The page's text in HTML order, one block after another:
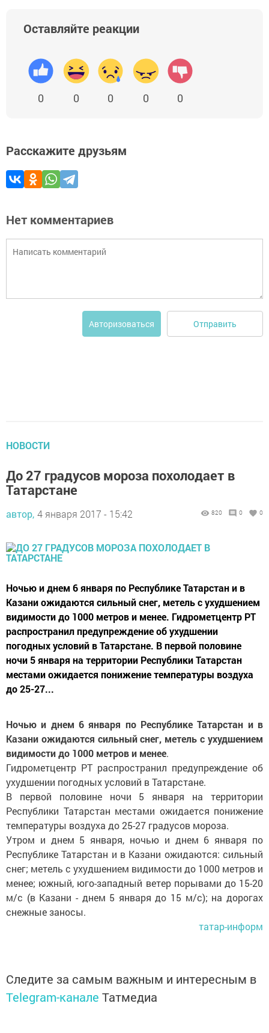
Оставляйте реакции
0 0 0 0 0
Расскажите друзьям
Нет комментариев
Авторизоваться Отправить
НОВОСТИ
До 27 градусов мороза похолодает в
Татарстане
автор, 4 января 2017 - 15:42 820 0 0
Ночью и днем 6 января по Республике Татарстан и в
Казани ожидаются сильный снег, метель с ухудшением
видимости до 1000 метров и менее. Гидрометцентр РТ
распространил предупреждение об ухудшении
погодных условий в Татарстане. В первой половине
ночи 5 января на территории Республики Татарстан
местами ожидается понижение температуры воздуха
до 25-27...
Ночью и днем 6 января по Республике Татарстан и в
Казани ожидаются сильный снег, метель с ухудшением
видимости до 1000 метров и менее.
Гидрометцентр РТ распространил предупреждение об
ухудшении погодных условий в Татарстане.
В первой половине ночи 5 января на территории
Республики Татарстан местами ожидается понижение
температуры воздуха до 25-27 градусов мороза.
Утром и днем 5 января, ночью и днем 6 января по
Республике Татарстан и в Казани ожидаются: сильный
снег; метель с ухудшением видимости до 1000 метров и
менее; южный, юго-западный ветер порывами до 15-20
м/с (в Казани - днем 5 января до 15 м/с); на дорогах
снежные заносы.
татар-информ
Следите за самым важным и интересным в
Telegram-канале Татмедиа